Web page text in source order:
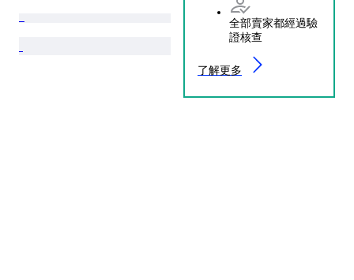
全部賣家都經過驗
證核查
了解更多